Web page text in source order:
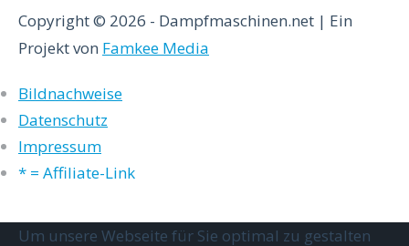
Copyright © 2026 - Dampfmaschinen.net | Ein
Projekt von Famkee Media
Bildnachweise
Datenschutz
Impressum
* = Affiliate-Link
Um unsere Webseite für Sie optimal zu gestalten